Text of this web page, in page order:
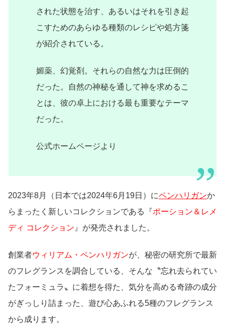
された状態を治す、あるいはそれを引き起
こすためのあらゆる種類のレシピや処方箋
が紹介されている。
媚薬、幻覚剤。それらの自然な力は圧倒的
だった。自然の神秘を通して神を求めるこ
とは、彼の卓上における最も重要なテーマ
だった。
公式ホームページより
2023年8月（日本では2024年6月19日）にペンハリガンか
らまったく新しいコレクションである『ポーション＆レメ
ディ コレクション 』が発売されました。
創業者ウィリアム・ペンハリガンが、秘密の研究所で最新
のフレグランスを調合している、そんな〝忘れ去られてい
たフォーミュラ〟に着想を得た、気分を高める奇跡の成分
がぎっしり詰まった、遊び心あふれる5種のフレグランス
から成ります。